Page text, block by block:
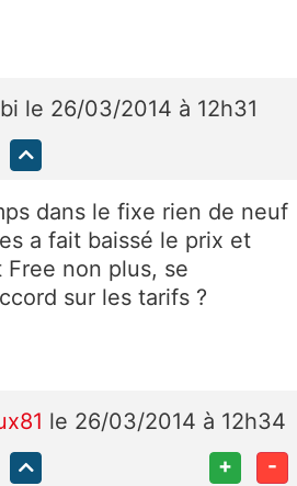
le 26/03/2014 à 12h31
dans le fixe rien de neuf
a fait baissé le prix et
Free non plus, se
sur les tarifs ?
le 26/03/2014 à 12h34
+ -